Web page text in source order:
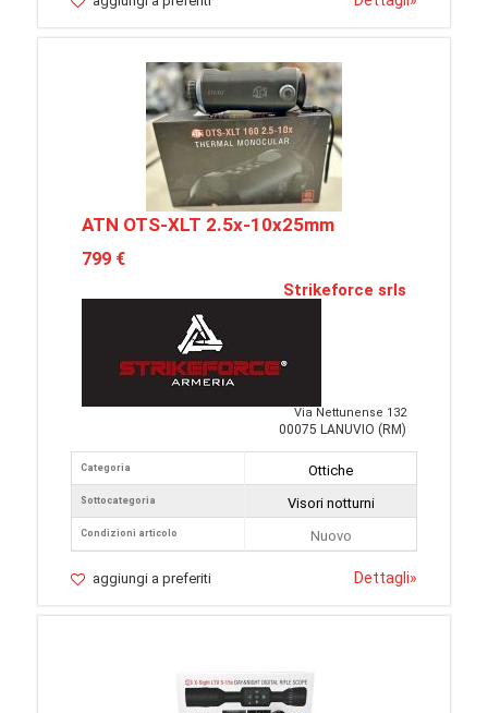
ATN OTS-XLT 2.5x-10x25mm
799 €
Strikeforce srls
Via Nettunense 132
00075 LANUVIO (RM)
Categoria
Sottocategoria
Condizioni articolo
Ottiche
Visori notturni
Nuovo
aggiungi a preferiti Dettagli»